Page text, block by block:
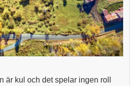
är kul och det spelar ingen roll